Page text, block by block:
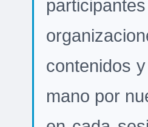
contenidos
mano por